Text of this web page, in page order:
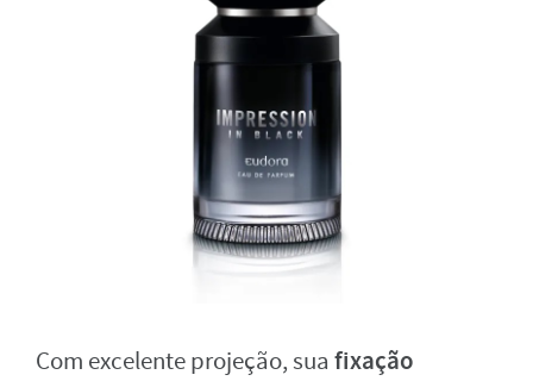
Com excelente projeção, sua fixação